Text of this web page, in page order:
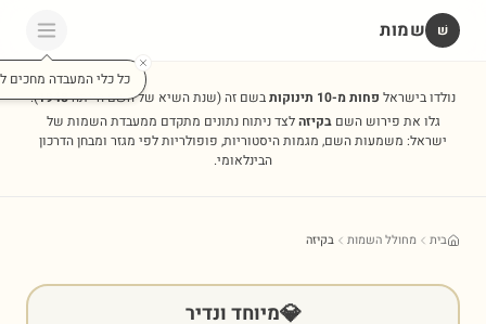
שׁ שמות
כל כלי המעבדה מחכים
נולדו בישראל פחות מ-10 תינוקות בשם זה(שנת השיא של השם הייתה1948
).
גלו את פירוש השםבקיזהלצד ניתוח נתונים מתקדם ממעבדת השמות של
ישראל: משמעות השם, מגמות היסטוריות, פופולריות לפי מגזר ומבחן הדרכון
הבינלאומי.
בית מחולל השמות בקיזה
💎מיוחד ונדיר